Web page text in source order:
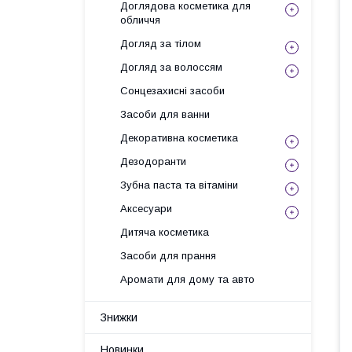
Доглядова косметика для
обличчя
Догляд за тілом
Догляд за волоссям
Сонцезахисні засоби
Засоби для ванни
Декоративна косметика
Дезодоранти
Зубна паста та вітаміни
Аксесуари
Дитяча косметика
Засоби для прання
Аромати для дому та авто
Знижки